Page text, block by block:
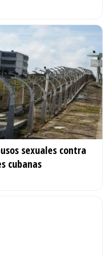
sexuales contra
cubanas